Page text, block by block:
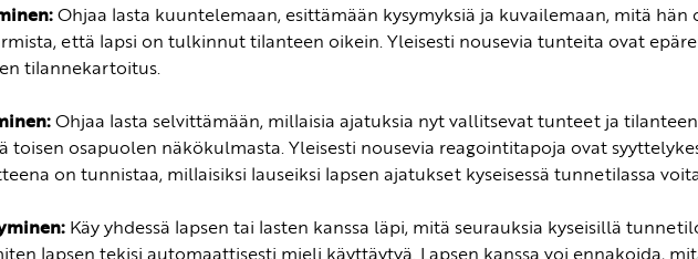
Ohjaa lasta kuuntelemaan, esittämään kysymyksiä ja kuvailemaan, mitä
että lapsi on tulkinnut tilanteen oikein. Yleisesti nousevia tunteita ovat
tilannekartoitus.
Ohjaa lasta selvittämään, millaisia ajatuksia nyt vallitsevat tunteet ja
toisen osapuolen näkökulmasta. Yleisesti nousevia reagointitapoja ovat
on tunnistaa, millaisiksi lauseiksi lapsen ajatukset kyseisessä tunnetilassa
Käy yhdessä lapsen tai lasten kanssa läpi, mitä seurauksia kyseisillä